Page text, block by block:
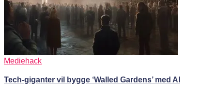
Mediehack
Tech-giganter vil bygge ‘Walled Gardens’ med AI